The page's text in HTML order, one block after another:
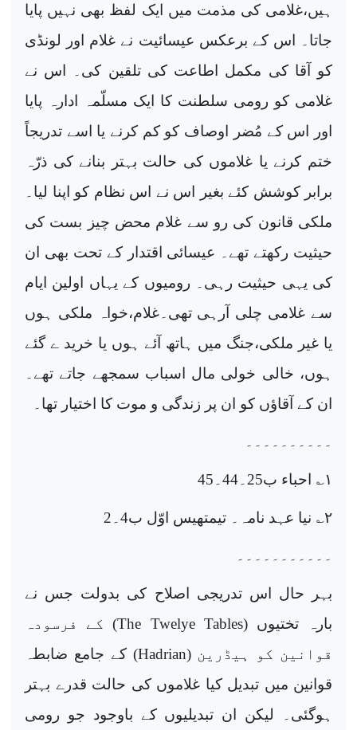
ہیں،غلامی کی مذمت میں ایک لفظ بھی نہیں پایا
جاتا۔ اس کے برعکس عیسائیت نے غلام اور لونڈی
کو آقا کی مکمل اطاعت کی تلقین کی۔ اس نے
غلامی کو رومی سلطنت کا ایک مسلّمہ ادارہ پایا
اور اس کے مُضر اوصاف کو کم کرنے یا اسے تدریجاً
ختم کرنے یا غلاموں کی حالت بہتر بنانے کی ذرّہ
برابر کوشش کئے بغیر اس نے اس نظام کو اپنا لیا۔
ملکی قانون کی رو سے غلام محض چیز بست کی
حیثیت رکھتے تھے۔ عیسائی اقتدار کے تحت بھی ان
کی یہی حیثیت رہی۔ رومیوں کے یہاں اولین ایام
سے غلامی چلی آرہی تھی۔غلام،خواہ ملکی ہوں
یا غیر ملکی،جنگ میں ہاتھ آئے ہوں یا خرید ے گئے
ہوں، خالی خولی مال اسباب سمجھے جاتے تھے۔
ان کے آقاؤں کو ان پر زندگی و موت کا اختیار تھا۔
۔۔۔۔۔۔۔۔۔۔
۱؎ احباء ب25۔44۔45
۲؎ نیا عہد نامہ۔ تیمتھیس اوّل ب4۔2
۔۔۔۔۔۔۔۔۔۔۔
بہر حال اس تدریجی اصلاح کی بدولت جس نے
بارہ تختیوں (The Twelye Tables) کے فرسودہ
قوانین کو ہیڈرین (Hadrian) کے جامع ضابطہ
قوانین میں تبدیل کیا غلاموں کی حالت قدرے بہتر
ہوگئی۔ لیکن ان تبدیلیوں کے باوجود جو رومی